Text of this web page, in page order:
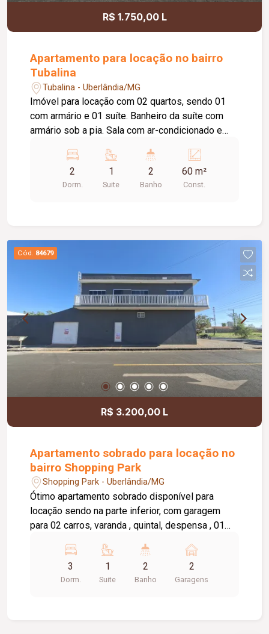
R$ 1.750,00 L
Apartamento para locação no bairro
Tubalina
Tubalina - Uberlândia/MG
Imóvel para locação com 02 quartos, sendo 01
com armário e 01 suíte. Banheiro da suíte com
armário sob a pia. Sala com ar-condicionado e
serviço. 01 banheiro social com armário sob a
pia. Prédio com elevador e 01 vaga de
estacionamento.
2
Dorm.
1
Suite
2
Banho
60 m²
Const.
Cód. 84679
R$ 3.200,00 L
Apartamento sobrado para locação no
bairro Shopping Park
Shopping Park - Uberlândia/MG
Ótimo apartamento sobrado disponível para
locação sendo na parte inferior, com garagem
para 02 carros, varanda , quintal, despensa , 01
01 quarto com 01 guarda roupa, 01 suite, sacada,
02 salas, cozinha com armário sob a pia,
lavanderia, banheiro social e da suite com box,
3
Dorm.
1
Suite
2
Banho
2
Garagens